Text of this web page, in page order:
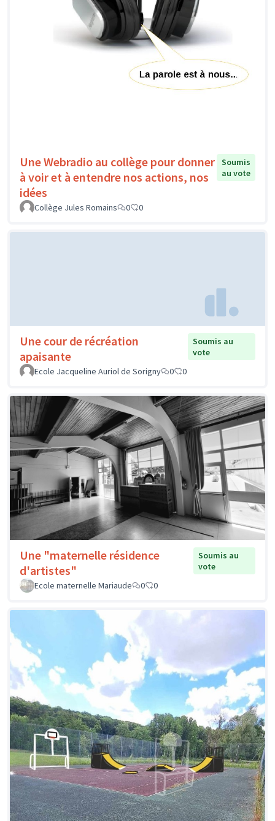
Une Webradio au collège pour donner
à voir et à entendre nos actions, nos
idées
Soumis
au vote
Collège Jules Romains 0 0
Une cour de récréation
apaisante
Soumis au
vote
Ecole Jacqueline Auriol de Sorigny
0 0
Une "maternelle résidence
d'artistes"
Soumis au
vote
Ecole maternelle Mariaude
0 0